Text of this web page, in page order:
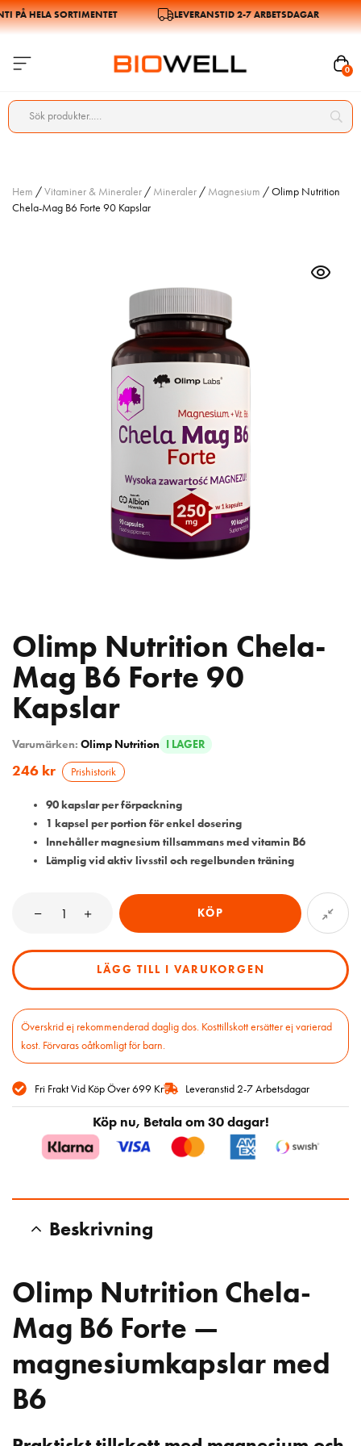
HELA SORTIMENTET LEVERANSTID 2-7 ARBETSDAGAR
0
Hem /Vitaminer & Mineraler / Mineraler / Magnesium / Olimp Nutrition
Chela-Mag B6 Forte 90 Kapslar
Olimp Nutrition Chela-
Mag B6 Forte 90
Kapslar
Varumärken: Olimp Nutrition I LAGER
246 kr Prishistorik
90 kapslar per förpackning
1 kapsel per portion för enkel dosering
Innehåller magnesium tillsammans med vitamin B6
Lämplig vid aktiv livsstil och regelbunden träning
KÖP
LÄGG TILL I VARUKORGEN
Överskrid ej rekommenderad daglig dos. Kosttillskott ersätter ej varierad
kost. Förvaras oåtkomligt för barn.
Fri Frakt Vid Köp Över 699 Kr Leveranstid 2-7 Arbetsdagar
Köp nu, Betala om 30 dagar!
Beskrivning
Olimp Nutrition Chela-
Mag B6 Forte —
magnesiumkapslar med
B6